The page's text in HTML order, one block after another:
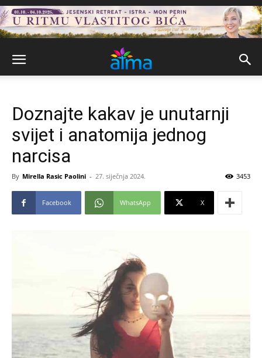
Doznajte kakav je unutarnji
svijet i anatomija jednog
narcisa
By Mirella Rasic Paolini - 27. siječnja 2024. 3453
Facebook WhatsApp X